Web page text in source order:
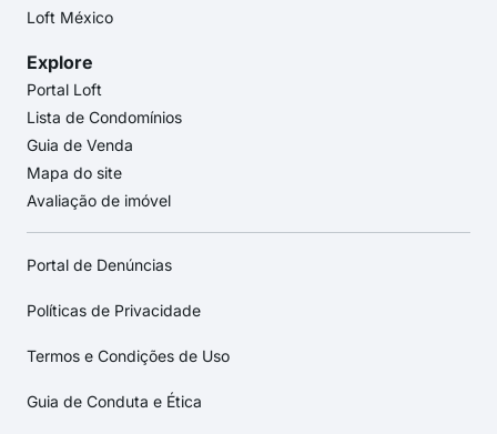
Loft México
Explore
Portal Loft
Lista de Condomínios
Guia de Venda
Mapa do site
Avaliação de imóvel
Portal de Denúncias
Políticas de Privacidade
Termos e Condições de Uso
Guia de Conduta e Ética